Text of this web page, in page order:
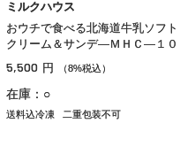
ミルクハウス
おウチで食べる北海道牛乳ソフト
クリーム＆サンデ―ＭＨＣ―１０
5,500 円 （8%税込）
在庫：○
送料込冷凍 二重包装不可